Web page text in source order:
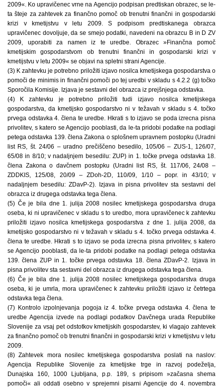
2009«. Ko upravičenec vrne na Agencijo podpisan predtiskan obrazec, se le-
ta šteje za zahtevek za finančno pomoč ob trenutni finančni in gospodarski
krizi v kmetijstvu v letu 2009. S podpisom predtiskanega obrazca
upravičenec dovoljuje, da se smejo podatki, navedeni na obrazcu B in D ZV
2009, uporabiti za namen iz te uredbe. Obrazec »Finančna pomoč
kmetijskim gospodarstvom ob trenutni finančni in gospodarski krizi v
kmetijstvu v letu 2009« se objavi na spletni strani Agencije.
(3) K zahtevku je potrebno priložiti izjavo nosilca kmetijskega gospodarstva o
pomoči de minimis in finančni pomoči po tej uredbi v skladu s 4.2.2 (g) točko
Sporočila Komisije. Izjava je sestavni del obrazca iz prejšnjega odstavka.
(4) K zahtevku je potrebno priložiti tudi izjavo nosilca kmetijskega
gospodarstva, da kmetijsko gospodarstvo ni v težavah v skladu s 4. točko
prvega odstavka 4. člena te uredbe. Hkrati s to izjavo se poda izrecna pisna
privolitev, s katero se Agencijo pooblasti, da le-ta pridobi podatke na podlagi
petega odstavka 139. člena Zakona o splošnem upravnem postopku (Uradni
list RS, št. 24/06 – uradno prečiščeno besedilo, 105/06 – ZUS-1, 126/07,
65/08 in 8/10; v nadaljnjem besedilu: ZUP) in 1. točke prvega odstavka 18.
člena Zakona o davčnem postopku (Uradni list RS, št. 117/06, 24/08 –
ZDDKIS, 125/08, 20/09 – ZDoh-2D, 110/09, 1/10 – popr. in 43/10; v
nadaljnjem besedilu: ZDavP-2). Izjava in pisna privolitev sta sestavni del
obrazca iz drugega odstavka tega člena.
(5) Če je bila dne 1. julija 2008 nosilec kmetijskega gospodarstva druga
oseba, ki ni upravičenec v skladu s to uredbo, mora upravičenec k zahtevku
priložiti izjavo nosilca kmetijskega gospodarstva z dne 1. julija 2008, da
kmetijsko gospodarstvo ni v težavah v skladu s 4. točko prvega odstavka 4.
člena te uredbe. Hkrati s to izjavo se poda izrecna pisna privolitev, s katero
se Agencijo pooblasti, da le-ta pridobi podatke na podlagi petega odstavka
139. člena ZUP in 1. točke prvega odstavka 18. člena ZDavP-2. Izjava in
pisna privolitev sta sestavni del obrazca iz drugega odstavka tega člena.
(6) Če je bila dne 1. julija 2008 nosilec kmetijskega gospodarstva druga
oseba, ki je umrla, mora upravičenec k zahtevku priložiti izjavo iz četrtega
odstavka tega člena.
(7) Kontrolo izpolnjevanja pogoja iz 4. točke prvega odstavka 4. člena te
uredbe Agencija izvede na podlagi podatkov Davčnega urada Republike
Slovenije za vsaj pet odstotkov kmetijskih gospodarstev, ki vlagajo zahtevek
za finančno pomoč ob trenutni finančni in gospodarski krizi v kmetijstvu v letu
2009.
(8) Zahtevek mora nosilec kmetijskega gospodarstva poslati na naslov:
Agencija Republike Slovenije za kmetijske trge in razvoj podeželja,
Dunajska 160, 1000 Ljubljana, p.p. 189, s pripisom »začasna shema
pomoči« ali oddati osebno v sprejemni pisarni Agencije do 4. novembra